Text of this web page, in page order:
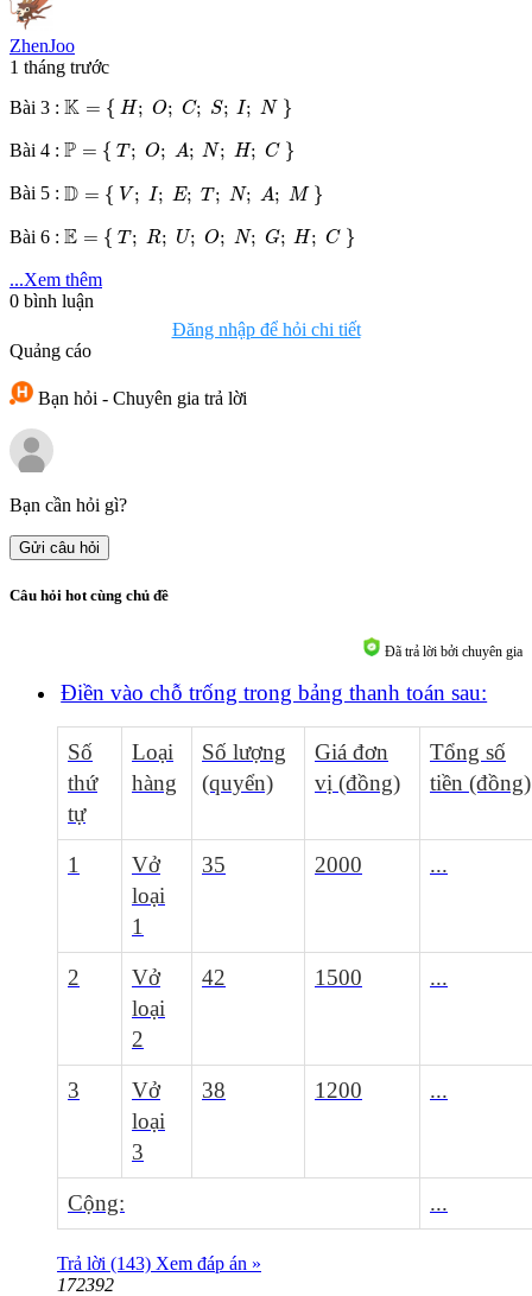
ZhenJoo
1 tháng trước
Bài 3 : K = { H; O; C; S; I; N }
K H O C; ; I N
Bài 4 : P = { T; O; A; N; H; C }
ℙ T ; O A N; H; C }
Bài 5 : D = { V ; I; E; T; N; A; M }
D V ; I; E; ; N A M
Bài 6 : E = { T; R; U; O; N; G; H; C }
E T R U; O; ; G H C
...Xem thêm
0 bình luận
Đăng nhập để hỏi chi tiết
Quảng cáo
Bạn hỏi - Chuyên gia trả lời
Bạn cần hỏi gì?
Gửi câu hỏi
Câu hỏi hot cùng chủ đề
Đã trả lời bởi chuyên gia
Điền vào chỗ trống trong bảng thanh toán sau:
Số
thứ
tự
Loại
hàng
Số lượng
(quyển)
Giá đơn
vị (đồng)
Tổng số
tiền (đồng)
1
Vở
loại
1
35 2000 ...
2
Vở
loại
2
42 1500 ...
3
Vở
loại
3
38 1200 ...
Cộng: ...
Trả lời (143) Xem đáp án »
172392